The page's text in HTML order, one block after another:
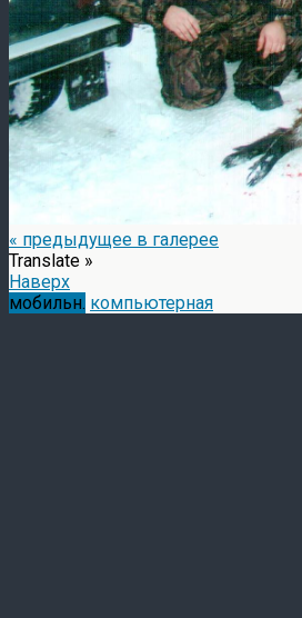
« предыдущее в галерее
Translate »
Наверх
мобильн. компьютерная